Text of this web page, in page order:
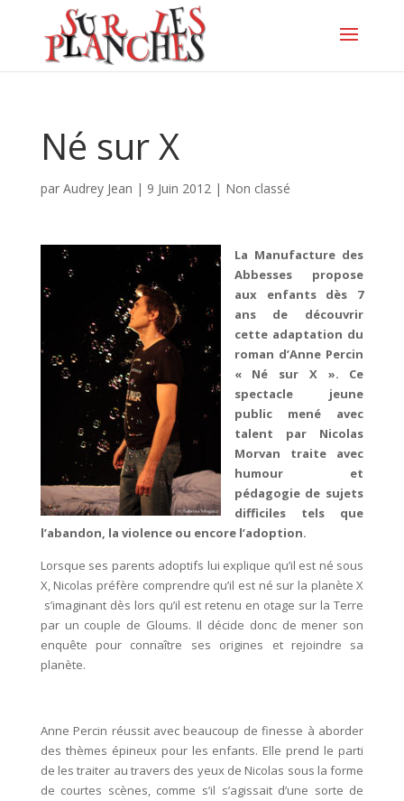
Né sur X
par Audrey Jean | 9 Juin 2012| Non classé
La Manufacture des
Abbesses propose
aux enfants dès 7
ans de découvrir
cette adaptation du
roman d’Anne Percin
« Né sur X ». Ce
spectacle jeune
public mené avec
talent par Nicolas
Morvan traite avec
humour et
pédagogie de sujets
difficiles tels que
l’abandon, la violence ou encore l’adoption.
Lorsque ses parents adoptifs lui explique qu’il est né sous
X, Nicolas préfère comprendre qu’il est né sur la planète X
s’imaginant dès lors qu’il est retenu en otage sur la Terre
par un couple de Gloums. Il décide donc de mener son
enquête pour connaître ses origines et rejoindre sa
planète.
Anne Percin réussit avec beaucoup de finesse à aborder
des thèmes épineux pour les enfants. Elle prend le parti
de les traiter au travers des yeux de Nicolas sous la forme
de courtes scènes, comme s’il s’agissait d’une sorte de